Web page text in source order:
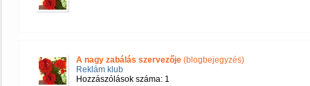
A nagy zabálás szervezője (blogbejegyzés)
Reklám klub
Hozzászólások száma: 1